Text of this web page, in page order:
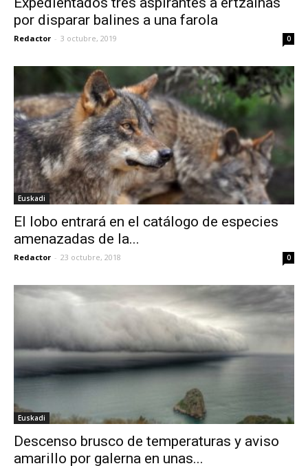
por disparar balines a una farola
Redactor - 3 octubre, 2019 0
Euskadi
El lobo entrará en el catálogo de especies
amenazadas de la...
Redactor - 23 octubre, 2018 0
Euskadi
Descenso brusco de temperaturas y aviso
amarillo por galerna en unas...